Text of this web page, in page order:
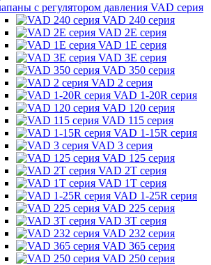
с регулятором давления VAD серия
VAD 240 серия
VAD 2E серия
VAD 1E серия
VAD 3E серия
VAD 350 серия
VAD 2 серия
VAD 1-20R серия
VAD 120 серия
VAD 115 серия
VAD 1-15R серия
VAD 3 серия
VAD 125 серия
VAD 2T серия
VAD 1T серия
VAD 1-25R серия
VAD 225 серия
VAD 3T серия
VAD 232 серия
VAD 365 серия
VAD 250 серия